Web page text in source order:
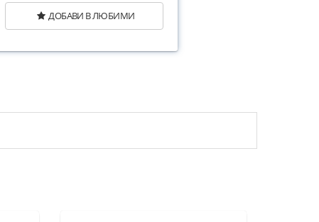
ДОБАВИ В ЛЮБИМИ